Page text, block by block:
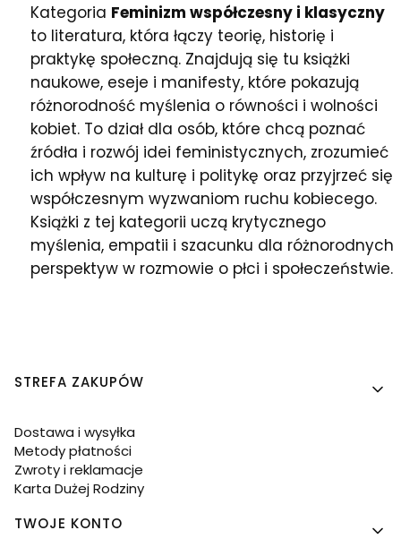
Kategoria Feminizm współczesny i klasyczny
to literatura, która łączy teorię, historię i
praktykę społeczną. Znajdują się tu książki
naukowe, eseje i manifesty, które pokazują
różnorodność myślenia o równości i wolności
kobiet. To dział dla osób, które chcą poznać
źródła i rozwój idei feministycznych, zrozumieć
ich wpływ na kulturę i politykę oraz przyjrzeć się
współczesnym wyzwaniom ruchu kobiecego.
Książki z tej kategorii uczą krytycznego
myślenia, empatii i szacunku dla różnorodnych
perspektyw w rozmowie o płci i społeczeństwie.
Linki w stopce
STREFA ZAKUPÓW
Dostawa i wysyłka
Metody płatności
Zwroty i reklamacje
Karta Dużej Rodziny
TWOJE KONTO